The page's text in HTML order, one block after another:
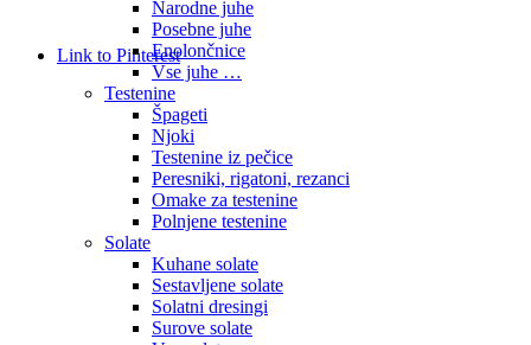
Link to Pinterest
Narodne juhe
Posebne juhe
Enolončnice
Vse juhe …
Testenine
Špageti
Njoki
Testenine iz pečice
Peresniki, rigatoni, rezanci
Omake za testenine
Polnjene testenine
Solate
Kuhane solate
Sestavljene solate
Solatni dresingi
Surove solate